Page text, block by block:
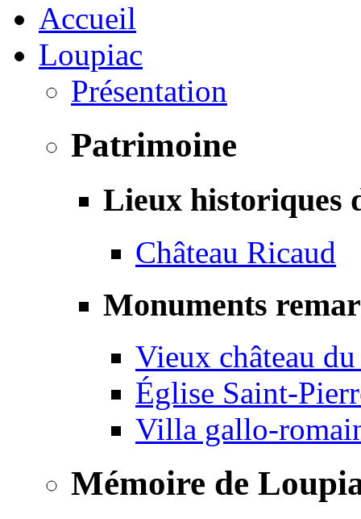
Accueil
Loupiac
Présentation
Patrimoine
Lieux historiques
Château Ricaud
Monuments
Vieux château
Église Saint-
Villa gallo-
Mémoire de